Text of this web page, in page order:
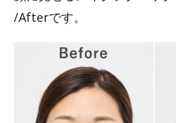
/Afterです。